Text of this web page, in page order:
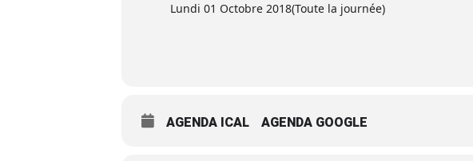
Lundi 01 Octobre 2018(Toute la journée)
AGENDA ICAL AGENDA GOOGLE